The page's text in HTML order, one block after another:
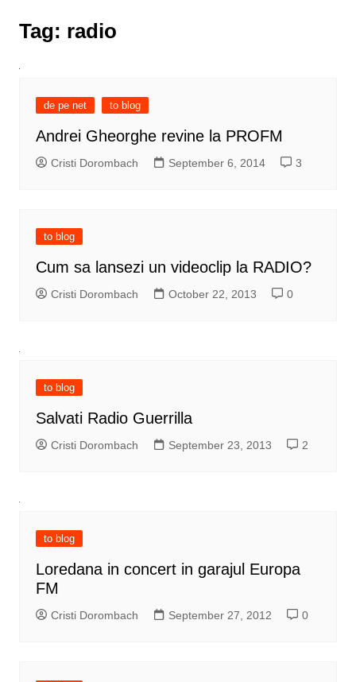
Tag: radio
de pe net to blog
Andrei Gheorghe revine la PROFM
Cristi Dorombach September 6, 2014 3
to blog
Cum sa lansezi un videoclip la RADIO?
Cristi Dorombach October 22, 2013 0
to blog
Salvati Radio Guerrilla
Cristi Dorombach September 23, 2013 2
to blog
Loredana in concert in garajul Europa
FM
Cristi Dorombach September 27, 2012 0